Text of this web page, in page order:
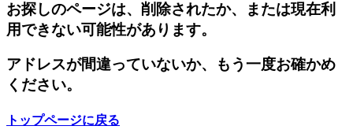
お探しのページは、削除されたか、または現在利
用できない可能性があります。
アドレスが間違っていないか、もう一度お確かめ
ください。
トップページに戻る